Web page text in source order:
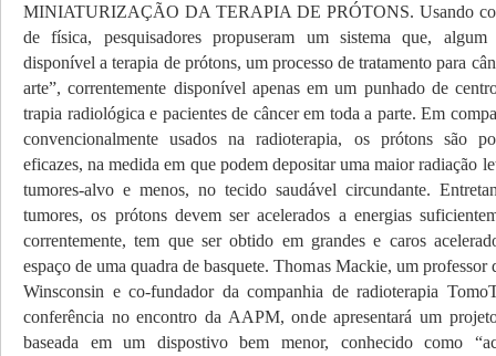
MINIATURIZAÇÃO DA TERAPIA DE PRÓTONS. Usando
de física, pesquisadores propuseram um sistema que,
disponível a terapia de prótons, um processo de tratamento para
arte”, correntemente disponível apenas em um punhado de
trapia radiológica e pacientes de câncer em toda a parte. Em
convencionalmente usados na radioterapia, os prótons são
eficazes, na medida em que podem depositar uma maior radiação
tumores-alvo e menos, no tecido saudável circundante.
tumores, os prótons devem ser acelerados a energias
correntemente, tem que ser obtido em grandes e caros
espaço de uma quadra de basquete. Thomas Mackie, um professor
Winsconsin e co-fundador da companhia de radioterapia
conferência no encontro da AAPM, onde apresentará um
baseada em um dispostivo bem menor, conhecido como